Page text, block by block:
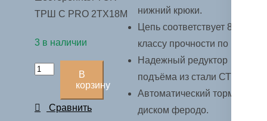
ТРШ C PRO 2ТХ18М
3 в наличии
Количество
В
корзину
Сравнить
нижний крюки.
Цепь соответствует 8
классу прочности по ГОСТ.
Надежный редуктор
подъёма из стали СТ20.
Автоматический тормоз с
диском феродо.